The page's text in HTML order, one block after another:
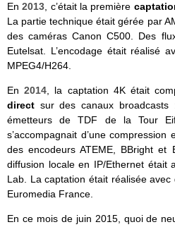
En2013 , c’était la première
La partie technique était gérée par
des caméras Canon C500. Des
Eutelsat. L’encodage était réalisé
MPEG4/H264.
En2014 , la captation 4K était
direct sur des canaux
émetteurs de TDF de la Tour
s’accompagnait d’une
des encodeurs ATEME, BBright et
diffusion locale en IP/Ethernet était
Lab. La captation était réalisée
Euromedia France.
En ce mois de juin 2015, quoi de